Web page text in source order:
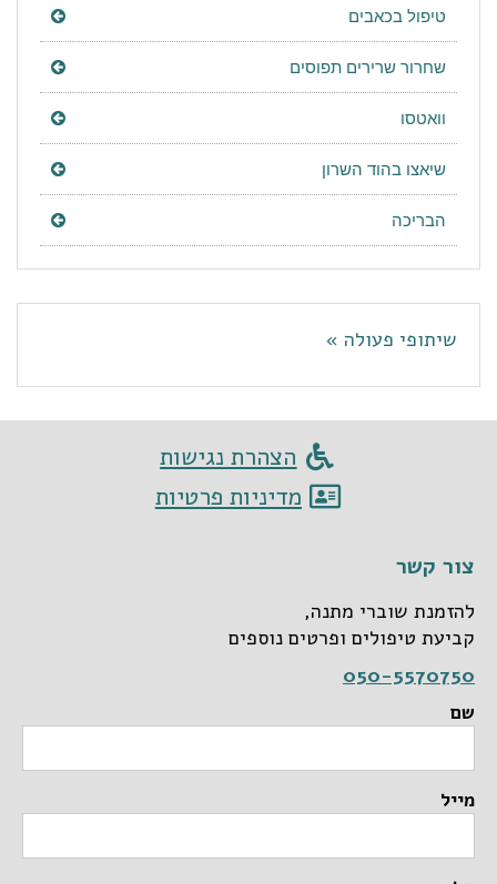
טיפול בכאבים
שחרור שרירים תפוסים
וואטסו
שיאצו בהוד השרון
הבריכה
שיתופי פעולה »
הצהרת נגישות
מדיניות פרטיות
צור קשר
להזמנת שוברי מתנה,
קביעת טיפולים ופרטים נוספים
050-5570750
שם
מייל